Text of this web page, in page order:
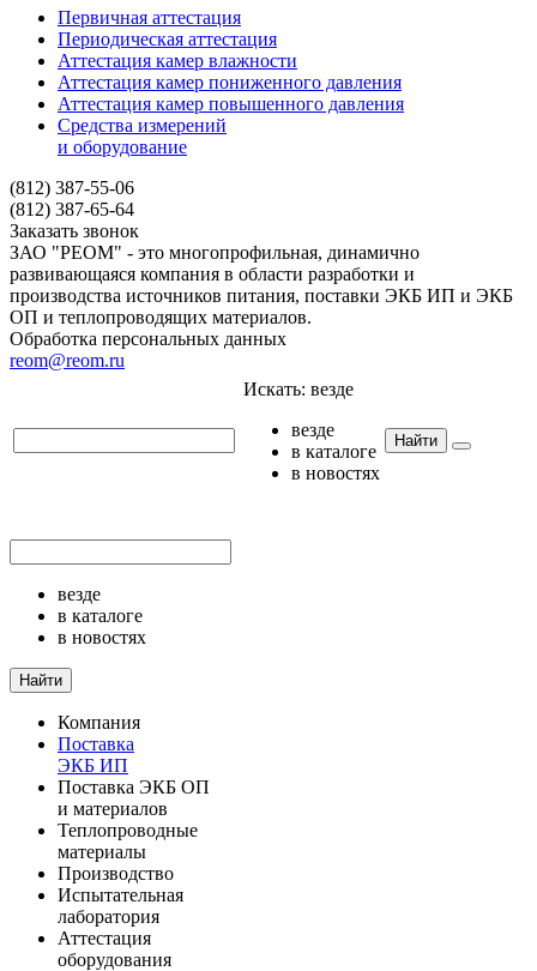
Первичная аттестация
Периодическая аттестация
Аттестация камер влажности
Аттестация камер пониженного давления
Аттестация камер повышенного давления
Средства измерений
и оборудование
(812) 387-55-06
(812) 387-65-64
Заказать звонок
ЗАО "РЕОМ" - это многопрофильная, динамично
развивающаяся компания в области разработки и
производства источников питания, поставки ЭКБ ИП и ЭКБ
ОП и теплопроводящих материалов.
Обработка персональных данных
reom@reom.ru
Искать: везде
везде
в каталоге
в новостях
Найти
везде
в каталоге
в новостях
Найти
Компания
Поставка
ЭКБ ИП
Поставка ЭКБ ОП
и материалов
Теплопроводные
материалы
Производство
Испытательная
лаборатория
Аттестация
оборудования